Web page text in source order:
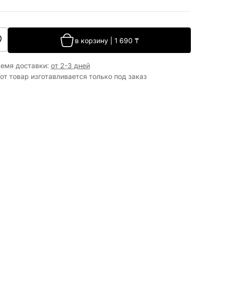
в корзину |1 690 ₸
доставки: от 2-3 дней
товар изготавливается только под заказ